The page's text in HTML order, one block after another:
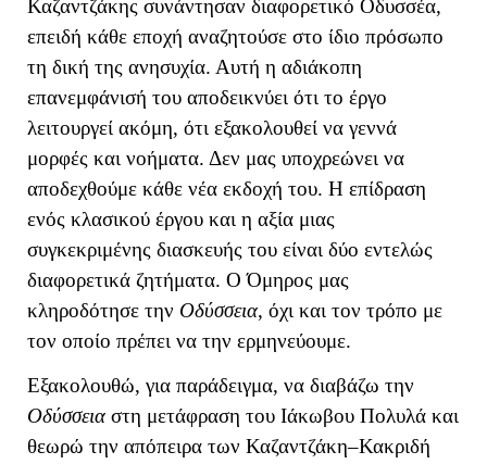
Καζαντζάκης συνάντησαν διαφορετικό Οδυσσέα,
επειδή κάθε εποχή αναζητούσε στο ίδιο πρόσωπο
τη δική της ανησυχία. Αυτή η αδιάκοπη
επανεμφάνισή του αποδεικνύει ότι το έργο
λειτουργεί ακόμη, ότι εξακολουθεί να γεννά
μορφές και νοήματα. Δεν μας υποχρεώνει να
αποδεχθούμε κάθε νέα εκδοχή του. Η επίδραση
ενός κλασικού έργου και η αξία μιας
συγκεκριμένης διασκευής του είναι δύο εντελώς
διαφορετικά ζητήματα. Ο Όμηρος μας
κληροδότησε την Οδύσσεια, όχι και τον τρόπο με
τον οποίο πρέπει να την ερμηνεύουμε.
Εξακολουθώ, για παράδειγμα, να διαβάζω την
Οδύσσειαστη μετάφραση του Ιάκωβου Πολυλά και
θεωρώ την απόπειρα των Καζαντζάκη–Κακριδή